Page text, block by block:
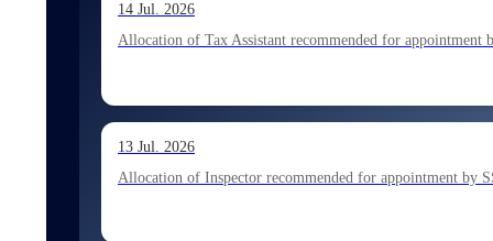
14 Jul. 2026
Allocation of Tax Assistant recommended for appointment
13 Jul. 2026
Allocation of Inspector recommended for appointment by